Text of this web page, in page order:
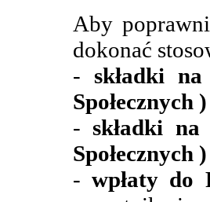
Aby
dokonać
- składki na
Społecznych )
-składki na
Społecznych )
-wpłaty do